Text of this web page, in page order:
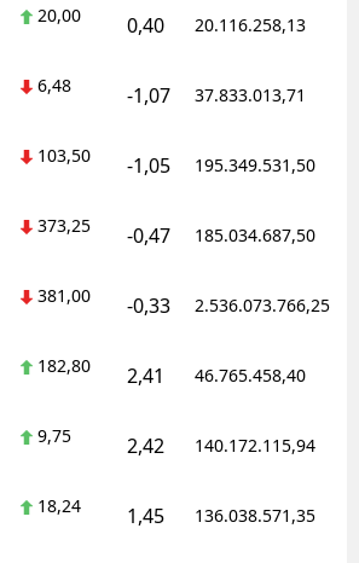
20,00 0,40 20.116.258,13
6,48 -1,07 37.833.013,71
103,50 -1,05 195.349.531,50
373,25 -0,47 185.034.687,50
381,00 -0,33 2.536.073.766,25
182,80 2,41 46.765.458,40
9,75 2,42 140.172.115,94
18,24 1,45 136.038.571,35